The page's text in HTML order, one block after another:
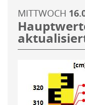
MITTWOCH